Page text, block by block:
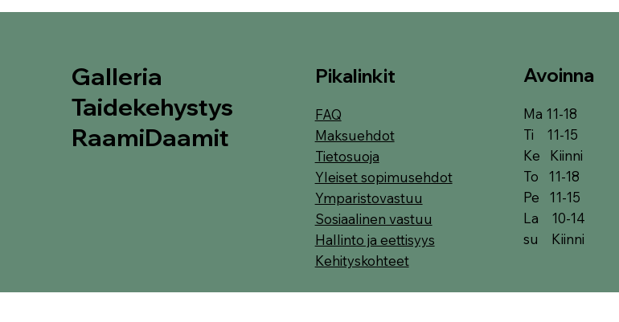
Galleria
Taidekehystys
RaamiDaamit
FAQ
Maksuehdot
Tietosuoja
Yleiset sopimusehdot
Ymparistovastuu
Sosiaalinen vastuu
Hallinto ja eettisyys
Kehityskohteet
Pikalinkit
Ma 11-18
Ti 11-15
Ke Kiinni
To 11-18
Pe 11-15
La 10-14
su Kiinni
Avoinna